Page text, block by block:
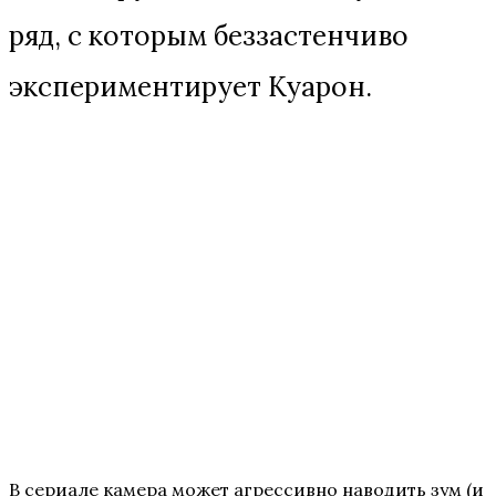
ряд, с которым беззастенчиво
экспериментирует Куарон.
В сериале камера может агрессивно наводить зум (и